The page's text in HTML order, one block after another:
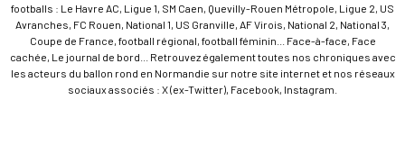
footballs : Le Havre AC, Ligue 1, SM Caen, Quevilly-Rouen Métropole, Ligue 2, US
Avranches, FC Rouen, National 1, US Granville, AF Virois, National 2, National 3,
Coupe de France, football régional, football féminin... Face-à-face, Face
cachée, Le journal de bord... Retrouvez également toutes nos chroniques avec
les acteurs du ballon rond en Normandie sur notre site internet et nos réseaux
sociaux associés : X (ex-Twitter), Facebook, Instagram.